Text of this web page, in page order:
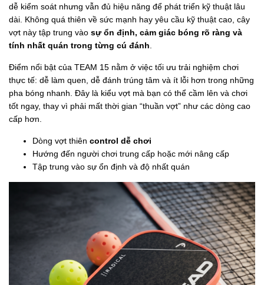
dễ kiểm soát nhưng vẫn đủ hiệu năng để phát triển kỹ thuật lâu
dài. Không quá thiên về sức mạnh hay yêu cầu kỹ thuật cao, cây
vợt này tập trung vào sự ổn định, cảm giác bóng rõ ràng và
tính nhất quán trong từng cú đánh
Điểm nổi bật của TEAM 15 nằm ở việc tối ưu trải nghiệm chơi
thực tế: dễ làm quen, dễ đánh trúng tâm và ít lỗi hơn trong những
pha bóng nhanh. Đây là kiểu vợt mà bạn có thể cầm lên và chơi
tốt ngay, thay vì phải mất thời gian “thuần vợt” như các dòng cao
cấp hơn.
Dòng vợt thiên control dễ chơi
Hướng đến người chơi trung cấp hoặc mới nâng cấp
Tập trung vào sự ổn định và độ nhất quán